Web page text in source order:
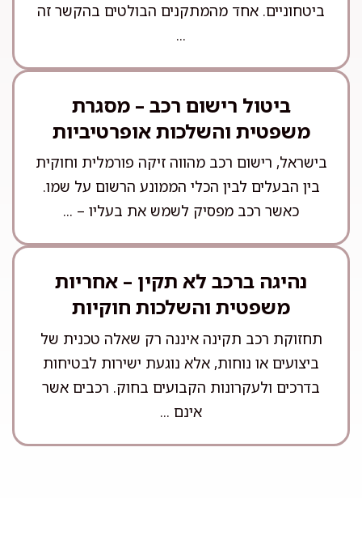
ביטחוניים. אחד מהמתקנים הבולטים בהקשר זה
...
ביטול רישום רכב – מסגרת
משפטית והשלכות אופרטיביות
בישראל, רישום רכב מהווה זיקה פורמלית וחוקית
בין הבעלים לבין הכלי הממונע הרשום על שמו.
כאשר רכב מפסיק לשמש את בעליו – ...
נהיגה ברכב לא תקין – אחריות
משפטית והשלכות חוקיות
תחזוקת רכב תקינה איננה רק שאלה טכנית של
ביצועים או נוחות, אלא נוגעת ישירות לבטיחות
בדרכים ולעקרונות הקבועים בחוק. רכבים אשר
אינם ...